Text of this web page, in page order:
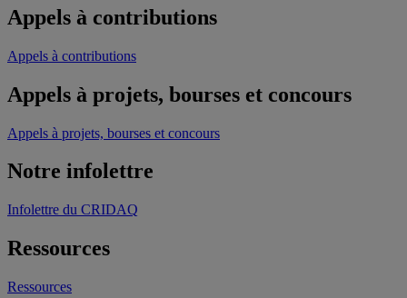
Appels à contributions
Appels à contributions
Appels à projets, bourses et concours
Appels à projets, bourses et concours
Notre infolettre
Infolettre du CRIDAQ
Ressources
Ressources